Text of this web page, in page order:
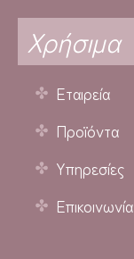
Χρήσιμα
Εταιρεία
Προϊόντα
Υπηρεσίες
Επικοινωνία